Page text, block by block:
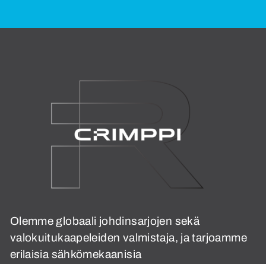
Olemme globaali johdinsarjojen sekä
valokuitukaapeleiden valmistaja, ja tarjoamme
erilaisia sähkömekaanisia